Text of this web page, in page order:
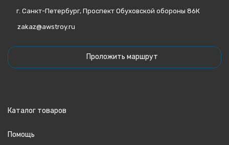
г. Санкт-Петербург, Проспект Обуховской обороны 86К
zakaz@awstroy.ru
Проложить маршрут
Каталог товаров
Помощь